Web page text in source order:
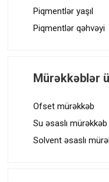
Piqmentlər yaşıl
Piqmentlər qəhvəyi
Mürəkkəblər
Ofset mürəkkəb
Su əsaslı mürəkkəb
Solvent əsaslı